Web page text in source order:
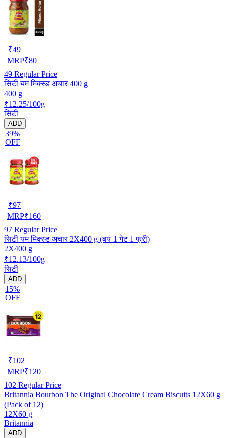
₹49
MRP₹80
49 Regular Price
सिटी यम मिक्स्ड अचार 400 g
400 g
₹12.25/100g
सिटी
ADD
39%
OFF
₹97
MRP₹160
97 Regular Price
सिटी यम मिक्स्ड अचार 2X400 g (बय 1 गेट 1 फ्री)
2X400 g
₹12.13/100g
सिटी
ADD
15%
OFF
₹102
MRP₹120
102 Regular Price
Britannia Bourbon The Original Chocolate Cream Biscuits 12X60 g
(Pack of 12)
12X60 g
Britannia
ADD